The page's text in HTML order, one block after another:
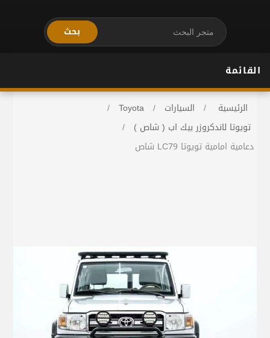
بحث
القائمة
الرئيسية / السيارات /
Toyota
/
تويوتا لاندكروزر بيك اب ( شاص )
/
دعامية امامية تويوتا LC79 شاص